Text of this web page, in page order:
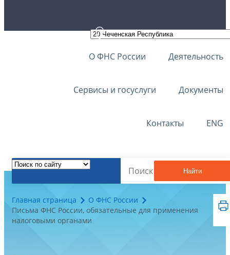
О ФНС России Деятельность
Сервисы и госуслуги Документы
Контакты ENG
Найти
Главная страница
О ФНС России
Письма ФНС России, обязательные для применения
налоговыми органами